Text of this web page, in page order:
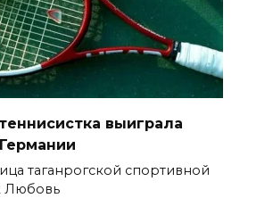
выиграла
таганрогской спортивной
Любовь